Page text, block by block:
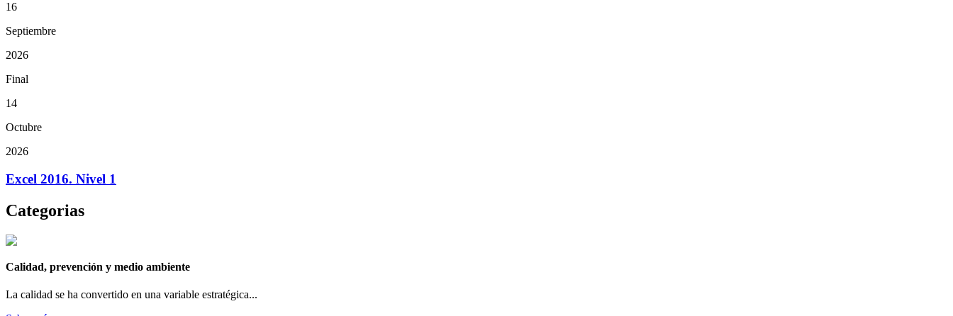
16
Septiembre
2026
Final
14
Octubre
2026
Excel 2016. Nivel 1
Categorias
Calidad, prevención y medio ambiente
La calidad se ha convertido en una variable estratégica...